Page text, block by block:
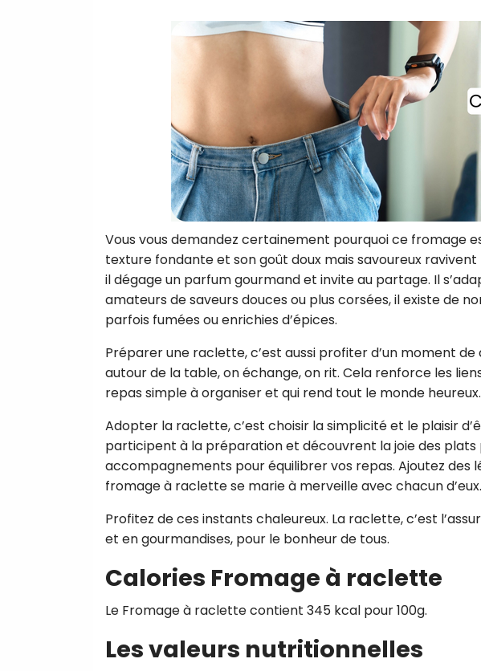
Vous vous demandez certainement pourquoi ce fromage
texture fondante et son goût doux mais savoureux
il dégage un parfum gourmand et invite au partage. Il
amateurs de saveurs douces ou plus corsées, il existe de
parfois fumées ou enrichies d’épices.
Préparer une raclette, c’est aussi profiter d’un moment
autour de la table, on échange, on rit. Cela renforce les
repas simple à organiser et qui rend tout le monde heureux.
Adopter la raclette, c’est choisir la simplicité et le plaisir
participent à la préparation et découvrent la joie des plats
accompagnements pour équilibrer vos repas. Ajoutez des
fromage à raclette se marie à merveille avec chacun d’eux.
Profitez de ces instants chaleureux. La raclette, c’est
et en gourmandises, pour le bonheur de tous.
Calories Fromage à raclette
Le Fromage à raclette contient 345 kcal pour 100g.
Les valeurs nutritionnelles